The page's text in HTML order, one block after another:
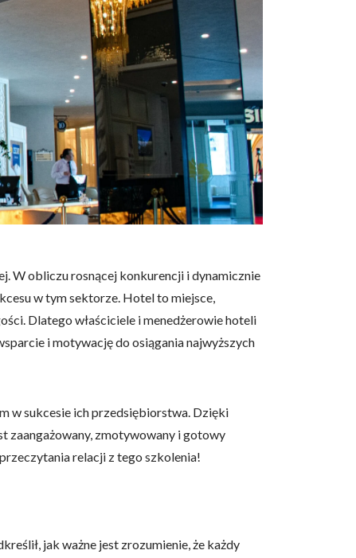
W obliczu rosnącej konkurencji i dynamicznie
w tym sektorze. Hotel to miejsce,
Dlatego właściciele i menedżerowie hoteli
i motywację do osiągania najwyższych
w sukcesie ich przedsiębiorstwa. Dzięki
zaangażowany, zmotywowany i gotowy
relacji z tego szkolenia!
jak ważne jest zrozumienie, że każdy